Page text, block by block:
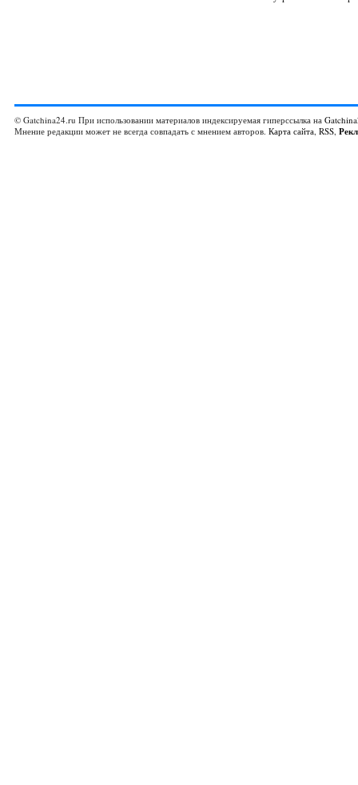
© Gatchina24.ru При использовании материалов индексируемая гиперссылка на
Мнение редакции может не всегда совпадать с мнением авторов. Карта сайта, RSS,